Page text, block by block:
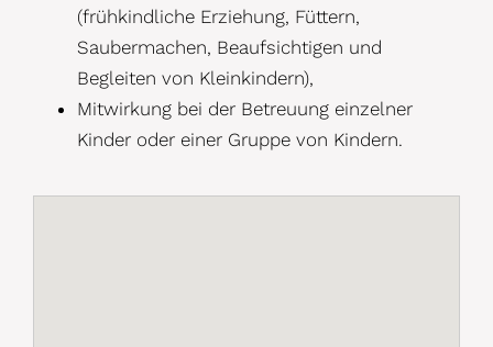
(frühkindliche Erziehung, Füttern,
Saubermachen, Beaufsichtigen und
Begleiten von Kleinkindern),
Mitwirkung bei der Betreuung einzelner
Kinder oder einer Gruppe von Kindern.